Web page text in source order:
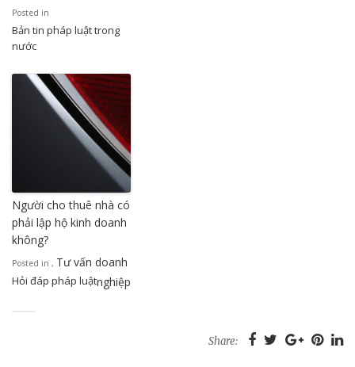
Posted in
Bản tin pháp luật trong
nước
Người cho thuê nhà có
phải lập hộ kinh doanh
không?
Posted in
Hỏi đáp pháp luật
, Tư vấn doanh
nghiệp
Share: